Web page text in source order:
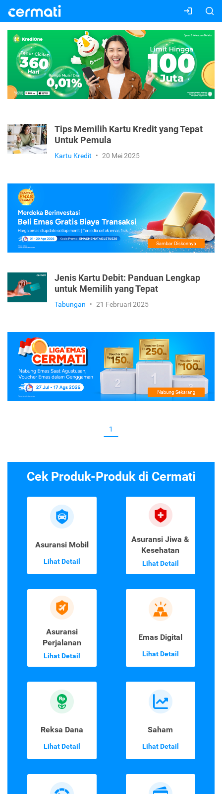
Tips Memilih Kartu Kredit yang Tepat
Untuk Pemula
Kartu Kredit • 20 Mei 2025
Jenis Kartu Debit: Panduan Lengkap
untuk Memilih yang Tepat
Tabungan • 21 Februari 2025
1
Cek Produk-Produk di Cermati
Asuransi Mobil
Lihat Detail
Asuransi Jiwa &
Kesehatan
Lihat Detail
Asuransi
Perjalanan
Lihat Detail
Emas Digital
Lihat Detail
Reksa Dana
Lihat Detail
Saham
Lihat Detail